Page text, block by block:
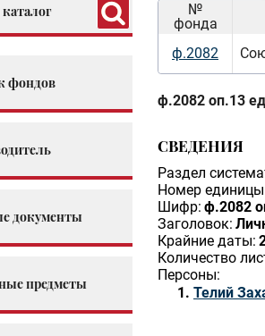
фондов
документы
предметы
№
фонда
ф.2082
ф.2082 оп.13
СВЕДЕНИЯ
Раздел
Номер единицы
Шифр: ф.2082
Заголовок:
Крайние даты:
Количество
Персоны:
Телий